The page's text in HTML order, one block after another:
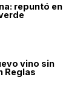
repuntó en
vino sin
Reglas